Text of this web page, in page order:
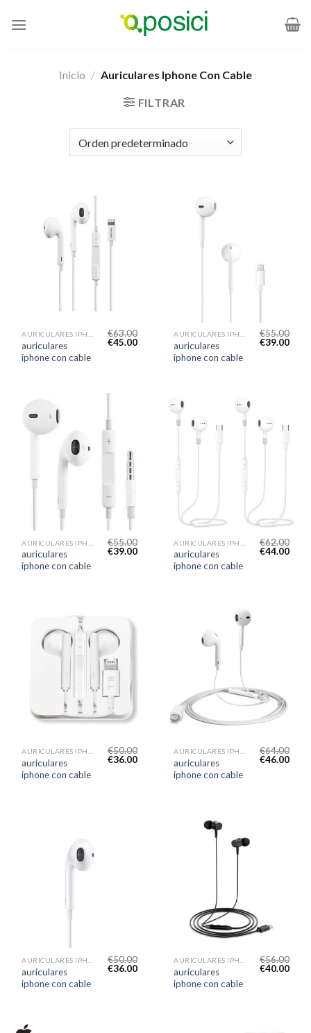
Inicio / Auriculares Iphone Con Cable
FILTRAR
auriculares
iphone con cable
€63.00
€45.00
auriculares
iphone con cable
€55.00
€39.00
auriculares
iphone con cable
€55.00
€39.00
auriculares
iphone con cable
€62.00
€44.00
auriculares
iphone con cable
€50.00
€36.00
auriculares
iphone con cable
€64.00
€46.00
auriculares
iphone con cable
€50.00
€36.00
auriculares
iphone con cable
€56.00
€40.00